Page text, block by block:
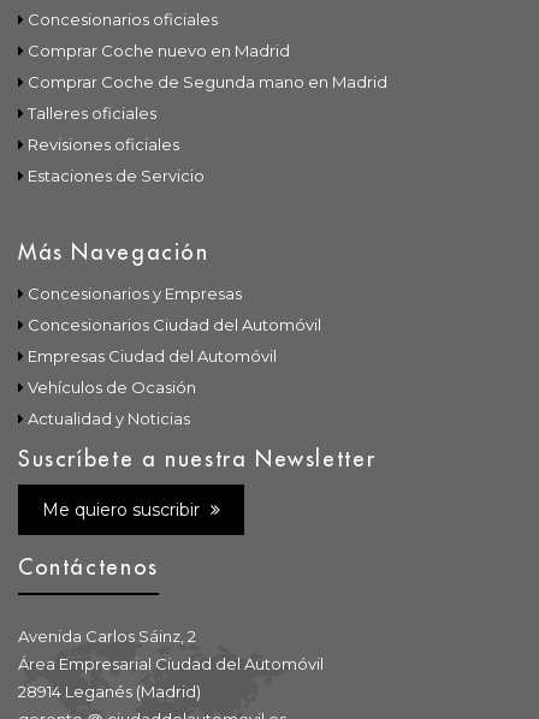
Concesionarios oficiales
Comprar Coche nuevo en Madrid
Comprar Coche de Segunda mano en Madrid
Talleres oficiales
Revisiones oficiales
Estaciones de Servicio
Más Navegación
Concesionarios y Empresas
Concesionarios Ciudad del Automóvil
Empresas Ciudad del Automóvil
Vehículos de Ocasión
Actualidad y Noticias
Suscríbete a nuestra Newsletter
Me quiero suscribir
Contáctenos
Avenida Carlos Sáinz, 2
Área Empresarial Ciudad del Automóvil
28914 Leganés (Madrid)